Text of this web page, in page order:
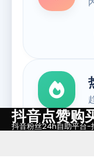
Skip
to
抖音点赞购
抖音粉丝24h自助平台-